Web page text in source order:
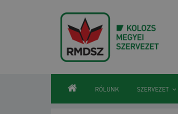
RÓLUNK SZERVEZET